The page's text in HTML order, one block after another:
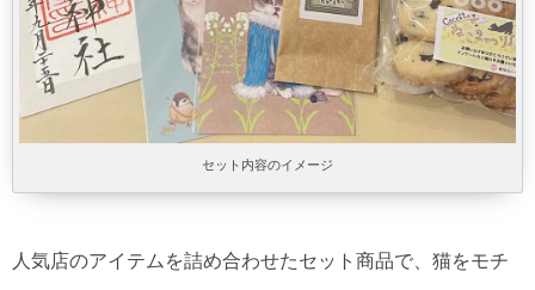
セット内容のイメージ
人気店のアイテムを詰め合わせたセット商品で、猫をモチ